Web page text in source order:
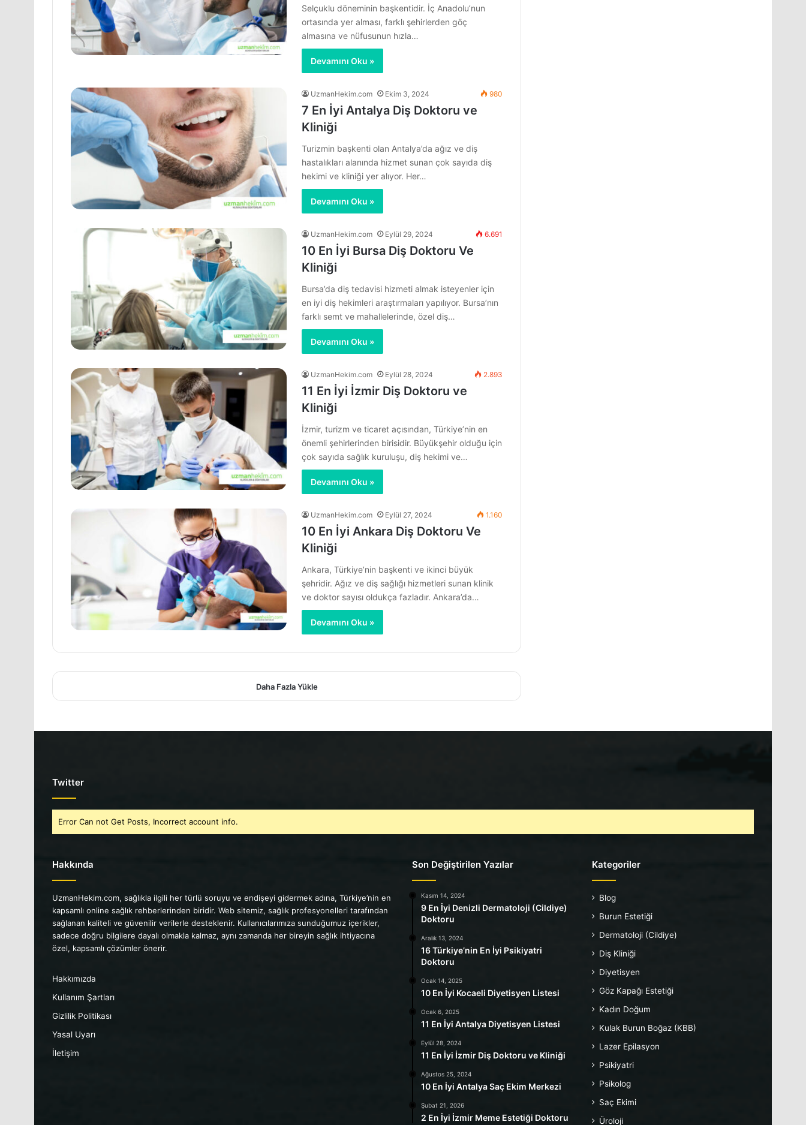
Selçuklu döneminin başkentidir. İç Anadolu’nun
ortasında yer alması, farklı şehirlerden göç
almasına ve nüfusunun hızla…
Devamını Oku »
UzmanHekim.com Ekim 3, 2024 980
7 En İyi Antalya Diş Doktoru ve
Kliniği
Turizmin başkenti olan Antalya’da ağız ve diş
hastalıkları alanında hizmet sunan çok sayıda diş
hekimi ve kliniği yer alıyor. Her…
Devamını Oku »
UzmanHekim.com Eylül 29, 2024 6.691
10 En İyi Bursa Diş Doktoru Ve
Kliniği
Bursa’da diş tedavisi hizmeti almak isteyenler için
en iyi diş hekimleri araştırmaları yapılıyor. Bursa’nın
farklı semt ve mahallelerinde, özel diş…
Devamını Oku »
UzmanHekim.com Eylül 28, 2024 2.893
11 En İyi İzmir Diş Doktoru ve
Kliniği
İzmir, turizm ve ticaret açısından, Türkiye’nin en
önemli şehirlerinden birisidir. Büyükşehir olduğu için
çok sayıda sağlık kuruluşu, diş hekimi ve…
Devamını Oku »
UzmanHekim.com Eylül 27, 2024 1.160
10 En İyi Ankara Diş Doktoru Ve
Kliniği
Ankara, Türkiye’nin başkenti ve ikinci büyük
şehridir. Ağız ve diş sağlığı hizmetleri sunan klinik
ve doktor sayısı oldukça fazladır. Ankara’da…
Devamını Oku »
Daha Fazla Yükle
Twitter
Error Can not Get Posts, Incorrect account info.
Hakkında
UzmanHekim.com, sağlıkla ilgili her türlü soruyu ve endişeyi gidermek adına, Türkiye’nin en
kapsamlı online sağlık rehberlerinden biridir. Web sitemiz, sağlık profesyonelleri tarafından
sağlanan kaliteli ve güvenilir verilerle desteklenir. Kullanıcılarımıza sunduğumuz içerikler,
sadece doğru bilgilere dayalı olmakla kalmaz, aynı zamanda her bireyin sağlık ihtiyacına
özel, kapsamlı çözümler önerir.
Hakkımızda
Kullanım Şartları
Gizlilik Politikası
Yasal Uyarı
İletişim
Son Değiştirilen Yazılar
Kasım 14, 2024
9 En İyi Denizli Dermatoloji (Cildiye)
Doktoru
Aralık 13, 2024
16 Türkiye’nin En İyi Psikiyatri
Doktoru
Ocak 14, 2025
10 En İyi Kocaeli Diyetisyen Listesi
Ocak 6, 2025
11 En İyi Antalya Diyetisyen Listesi
Eylül 28, 2024
11 En İyi İzmir Diş Doktoru ve Kliniği
Ağustos 25, 2024
10 En İyi Antalya Saç Ekim Merkezi
Şubat 21, 2026
2 En İyi İzmir Meme Estetiği Doktoru
Kategoriler
Blog
Burun Estetiği
Dermatoloji (Cildiye)
Diş Kliniği
Diyetisyen
Göz Kapağı Estetiği
Kadın Doğum
Kulak Burun Boğaz (KBB)
Lazer Epilasyon
Psikiyatri
Psikolog
Saç Ekimi
Üroloji